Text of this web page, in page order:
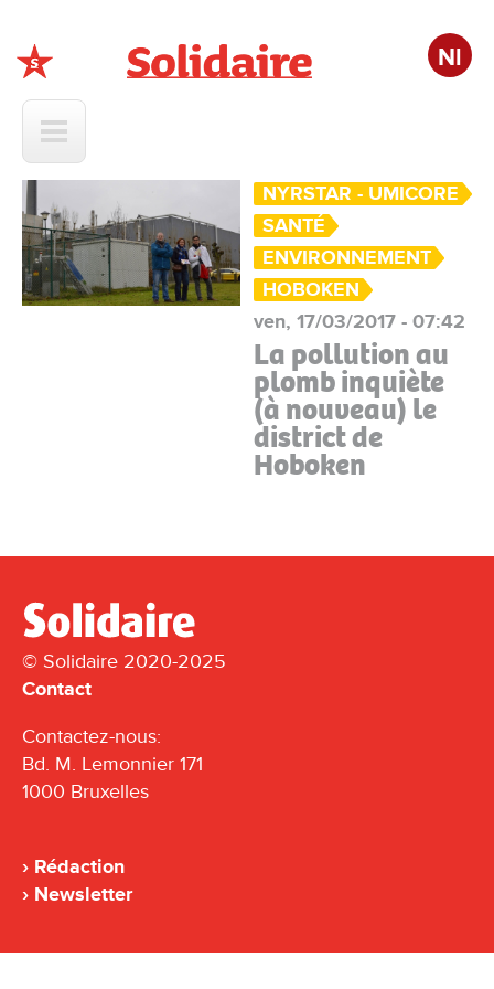
Nl
NYRSTAR - UMICORE
SANTÉ
ENVIRONNEMENT
HOBOKEN
ven, 17/03/2017 - 07:42
La pollution au
plomb inquiète
(à nouveau) le
district de
Hoboken
© Solidaire 2020-2025
Contact
Contactez-nous:
Bd. M. Lemonnier 171
1000 Bruxelles
Rédaction
Newsletter